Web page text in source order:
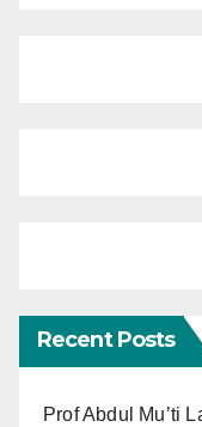
Recent Posts
Prof Abdul Mu’ti